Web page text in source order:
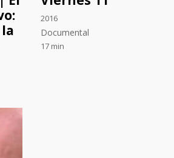
2016
Documental
17 min